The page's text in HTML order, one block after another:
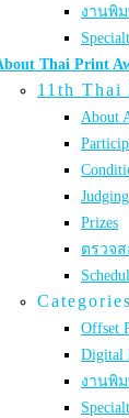
งานพิ
Thai Print
11th Thai
About
Prizes
ตรวจ
Categories
Offset
งานพิ